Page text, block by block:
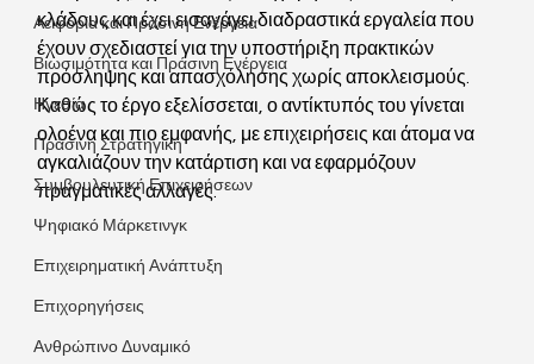
Αειφορία και Πράσινη Ενέργεια
Βιωσιμότητα και Πράσινη Ενέργεια
Ηγεσία
Πράσινη Στρατηγική
Συμβουλευτική Επιχειρήσεων
Ψηφιακό Μάρκετινγκ
Επιχειρηματική Ανάπτυξη
Επιχορηγήσεις
Ανθρώπινο Δυναμικό
κλάδους και έχει εισαγάγει διαδραστικά εργαλεία που
έχουν σχεδιαστεί για την υποστήριξη πρακτικών
πρόσληψης και απασχόλησης χωρίς αποκλεισμούς.
Καθώς το έργο εξελίσσεται, ο αντίκτυπός του γίνεται
ολοένα και πιο εμφανής, με επιχειρήσεις και άτομα να
αγκαλιάζουν την κατάρτιση και να εφαρμόζουν
πραγματικές αλλαγές.